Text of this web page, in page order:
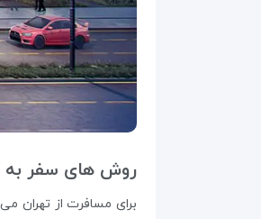
روش های سفر به
برای مسافرت از تهران